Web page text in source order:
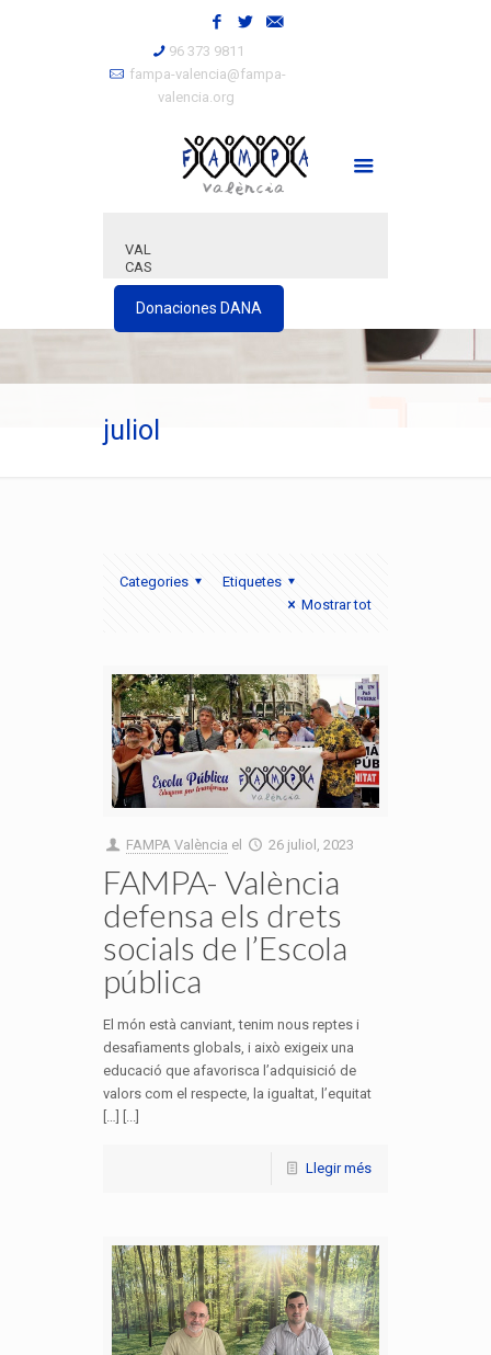
96 373 9811
fampa-valencia@fampa-
valencia.org
VAL
CAS
Donaciones DANA
juliol
Categories
Etiquetes
Mostrar tot
FAMPA València el 26 juliol, 2023
FAMPA- València
defensa els drets
socials de l’Escola
pública
El món està canviant, tenim nous reptes i
desafiaments globals, i això exigeix una
educació que afavorisca l’adquisició de
valors com el respecte, la igualtat, l’equitat
[…] [...]
Llegir més